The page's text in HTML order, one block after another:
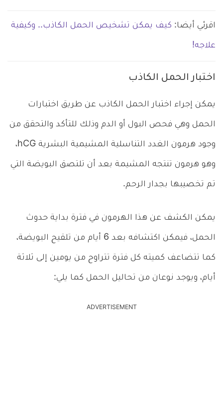
اقرئي أيضا: كيف يمكن تشخيص الحمل الكاذب.. وكيفية
علاجه!
اختبار الحمل الكاذب
يمكن إجراء اختبار الحمل الكاذب عن طريق اختبارات
الحمل وهي فحص البول أو الدم وذلك للتأكد والتحقق من
وجود هرمون الغدد التناسلية المشيمية البشرية hCG،
وهو هرمون تنتجه المشيمة بعد أن تلتصق البويضة التي
تم تخصيبها بجدار الرحم.
يمكن الكشف عن هذا الهرمون في فترة بداية حدوث
الحمل، فيمكن اكتشافه بعد 6 أيام من تلقيح البويضة،
كما تتضاعف كميته كل فترة تتراوح من يومين إلى ثلاثة
أيام، ويوجد نوعان من تحاليل الحمل كما يلي:
ADVERTISEMENT